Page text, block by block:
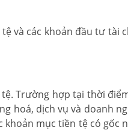
và các khoản đầu tư tài
Trường hợp tại thời
hoá, dịch vụ và doanh
mục tiền tệ có gốc